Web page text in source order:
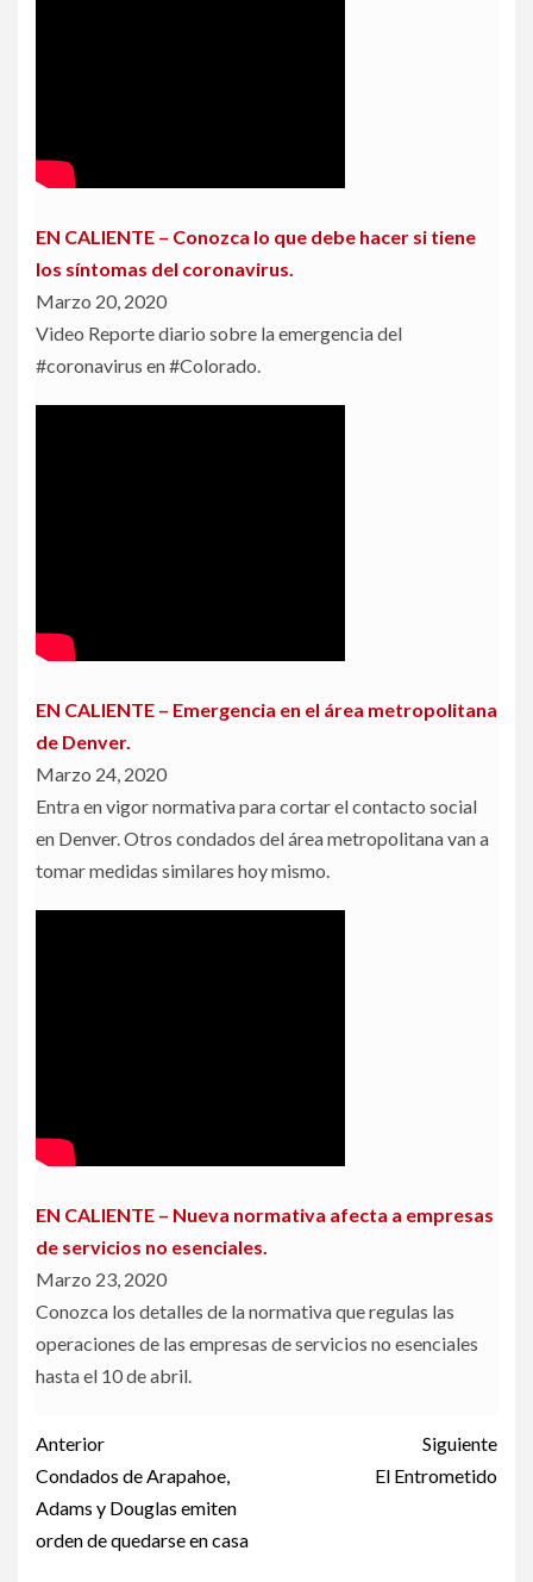
EN CALIENTE – Conozca lo que debe hacer si tiene
los síntomas del coronavirus.
Marzo 20, 2020
Video Reporte diario sobre la emergencia del
#coronavirus en #Colorado.
EN CALIENTE – Emergencia en el área metropolitana
de Denver.
Marzo 24, 2020
Entra en vigor normativa para cortar el contacto social
en Denver. Otros condados del área metropolitana van a
tomar medidas similares hoy mismo.
EN CALIENTE – Nueva normativa afecta a empresas
de servicios no esenciales.
Marzo 23, 2020
Conozca los detalles de la normativa que regulas las
operaciones de las empresas de servicios no esenciales
hasta el 10 de abril.
Post
navigation
Anterior
Condados de Arapahoe,
Adams y Douglas emiten
orden de quedarse en casa
Siguiente
El Entrometido